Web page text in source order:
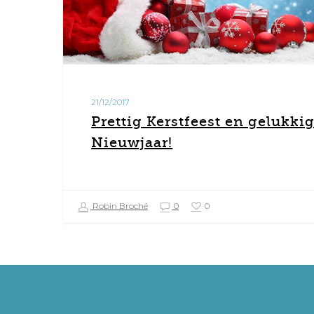
21/12/2017
Prettig Kerstfeest en
Nieuwjaar!
Robin Broché 0 0